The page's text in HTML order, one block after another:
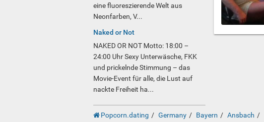
eine fluoreszierende Welt aus
Neonfarben, V...
Naked or Not
NAKED OR NOT Motto: 18:00 –
24:00 Uhr Sexy Unterwäsche, FKK
und prickelnde Stimmung – das
Movie-Event für alle, die Lust auf
nackte Freiheit ha...
Popcorn.dating Germany Bayern Ansbach